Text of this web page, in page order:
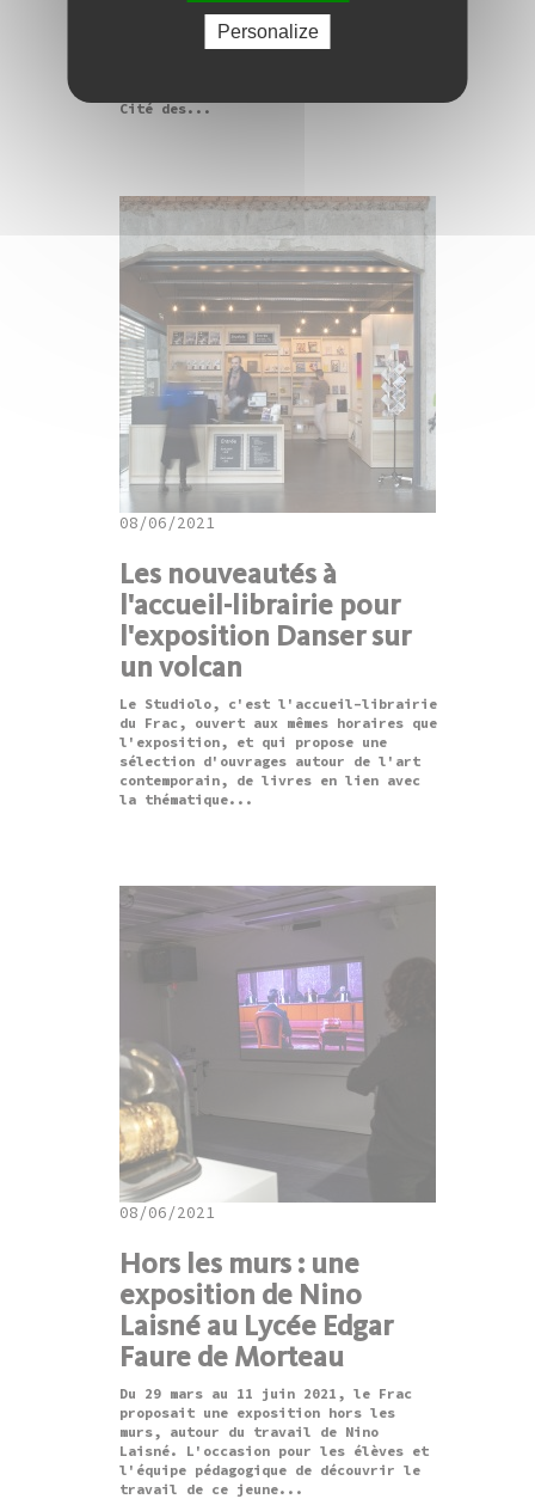
L'auteur Théo Casciani est invité par
le Frac pour une résidence d'écriture,
dans le cadre de la préparation d'une
Cité des...
08/06/2021
Les nouveautés à
l'accueil-librairie pour
l'exposition Danser sur
un volcan
Le Studiolo, c'est l'accueil-librairie
du Frac, ouvert aux mêmes horaires que
l'exposition, et qui propose une
sélection d'ouvrages autour de l'art
contemporain, de livres en lien avec
la thématique...
08/06/2021
Hors les murs : une
exposition de Nino
Laisné au Lycée Edgar
Faure de Morteau
Du 29 mars au 11 juin 2021, le Frac
proposait une exposition hors les
murs, autour du travail de Nino
Laisné. L'occasion pour les élèves et
l'équipe pédagogique de découvrir le
travail de ce jeune...
Personalize